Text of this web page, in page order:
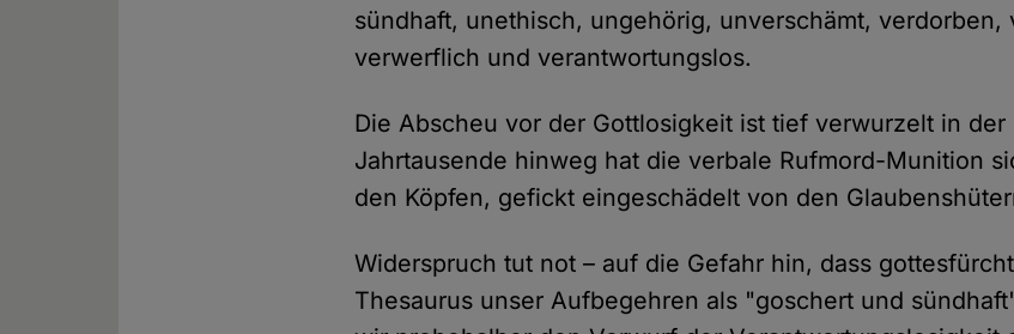
sündhaft, unethisch, ungehörig, unverschämt, verdorben,
verwerflich und verantwortungslos.
Die Abscheu vor der Gottlosigkeit ist tief verwurzelt in
Jahrtausende hinweg hat die verbale Rufmord-Munition
den Köpfen, gefickt eingeschädelt von den
Widerspruch tut not – auf die Gefahr hin, dass
Thesaurus unser Aufbegehren als "goschert und